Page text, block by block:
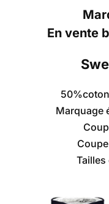
En vente
Marquage
Tailles